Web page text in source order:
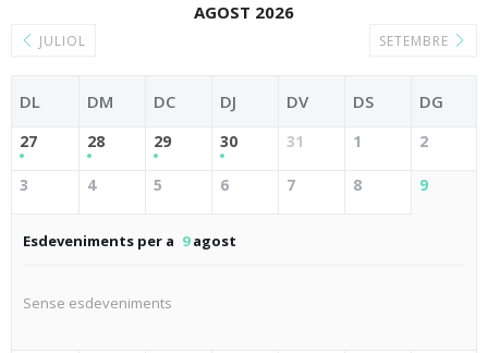
JULIOL
AGOST 2026
SETEMBRE
DL DM DC DJ DV DS DG
27 28 29 30 31 1 2
3 4 5 6 7 8 9
Esdeveniments per a 9agost
Sense esdeveniments